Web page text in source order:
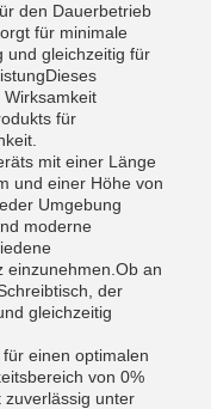
den Dauerbetrieb
für minimale
und gleichzeitig für
für
mit einer Länge
und einer Höhe von
Umgebung
moderne
einzunehmen.Ob an
der
gleichzeitig
einen optimalen
von 0%
zuverlässig unter